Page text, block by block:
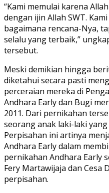
“Kami memulai karena
dengan ijin Allah SWT.
bagaimana rencana-Nya,
selalu yang terbaik,”
tersebut.
Meski demikian hingga
diketahui secara pasti
perceraian mereka di
Andhara Early dan Bugi
2011. Dari pernikahan
seorang anak laki-laki
Perpisahan ini artinya
Andhara Early dalam
pernikahan Andhara Early
Fery Martawijaja dan Cesa
perpisahan.